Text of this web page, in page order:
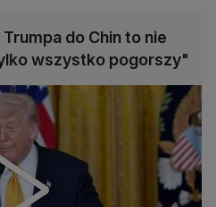
do Chin to nie
wszystko pogorszy"